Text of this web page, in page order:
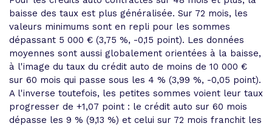
baisse des taux est plus généralisée. Sur 72 mois, les
valeurs minimums sont en repli pour les sommes
dépassant 5 000 € (3,75 %, -0,15 point). Les données
moyennes sont aussi globalement orientées à la baisse,
à l'image du taux du crédit auto de moins de 10 000 €
sur 60 mois qui passe sous les 4 % (3,99 %, -0,05 point).
A l'inverse toutefois, les petites sommes voient leur taux
progresser de +1,07 point : le crédit auto sur 60 mois
dépasse les 9 % (9,13 %) et celui sur 72 mois franchit les